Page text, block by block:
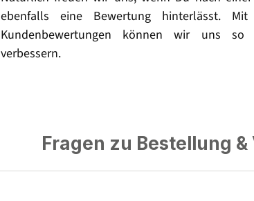
ebenfalls eine Bewertung hinterlässt.
Kundenbewertungen können wir uns so
verbessern.
Fragen zu Bestellung &